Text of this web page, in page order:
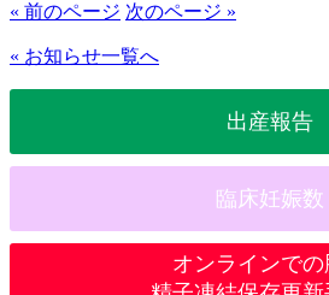
« 前のページ 次のページ »
« お知らせ一覧へ
出産報告
臨床妊娠数
オンラインでの